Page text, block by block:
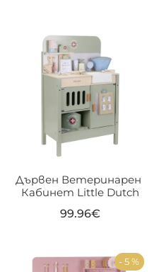
Дървен Ветеринарен
Кабинет Little Dutch
99.96€
- 5 %